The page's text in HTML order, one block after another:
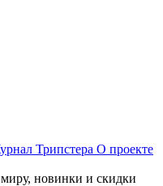
Трипстера О проекте
новинки и скидки